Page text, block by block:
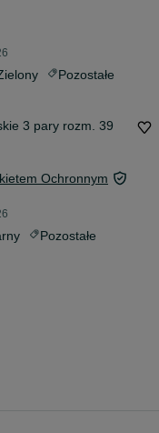
Pozostałe
3 pary rozm. 39
Ochronnym
Pozostałe